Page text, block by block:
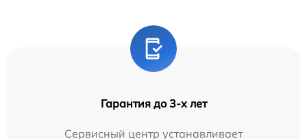
Гарантия до 3-х лет
Сервисный центр устанавливает